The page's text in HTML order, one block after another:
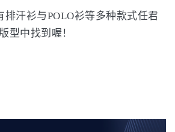
排汗衫与POLO衫等多种款式任君
型中找到喔！